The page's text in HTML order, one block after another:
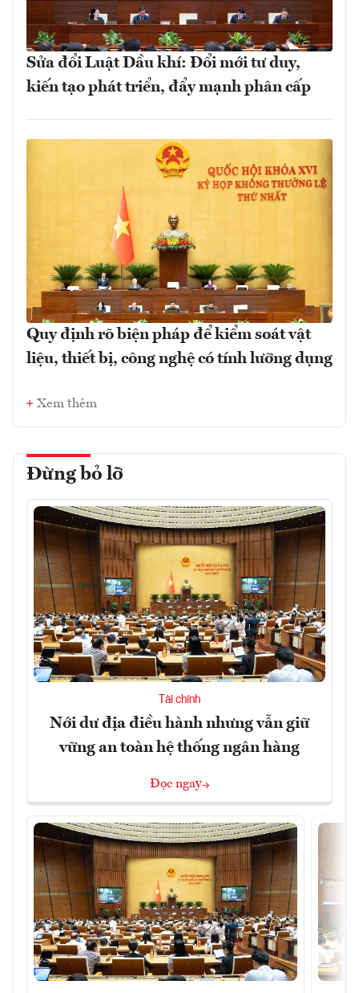
Sửa đổi Luật Dầu khí: Đổi mới tư duy,
kiến tạo phát triển, đẩy mạnh phân cấp
Quy định rõ biện pháp để kiểm soát vật
liệu, thiết bị, công nghệ có tính lưỡng dụng
Xem thêm
Đừng bỏ lỡ
Tài chính
Nới dư địa điều hành nhưng vẫn giữ
vững an toàn hệ thống ngân hàng
Đọc ngay